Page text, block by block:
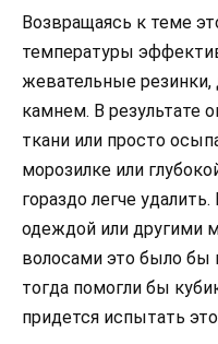
Возвращаясь к теме
температуры
жевательные резинки,
камнем. В результате
ткани или просто
морозилке или
гораздо легче
одеждой или другими
волосами это было
тогда помогли бы
придется испытать